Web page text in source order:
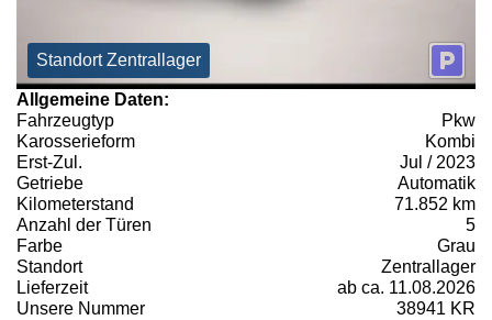
Standort Zentrallager
Allgemeine Daten:
Fahrzeugtyp
Pkw
Karosserieform
Kombi
Erst-Zul.
Jul / 2023
Getriebe
Automatik
Kilometerstand
71.852 km
Anzahl der Türen
5
Farbe
Grau
Standort
Zentrallager
Lieferzeit
ab ca. 11.08.2026
Unsere Nummer
38941 KR